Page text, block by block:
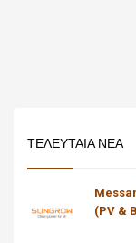
ΤΕΛΕΥΤΑΙΑ ΝΕΑ
(PV &